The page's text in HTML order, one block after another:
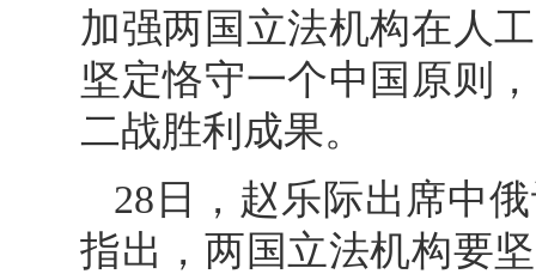
加强两国立法机构在人
坚定恪守一个中国原则
二战胜利成果。
28日，赵乐际出席中
指出，两国立法机构要